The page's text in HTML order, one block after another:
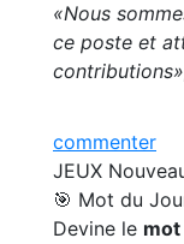
«Nous
ce poste et
commenter
JEUX
🎯 Mot du
Devine le